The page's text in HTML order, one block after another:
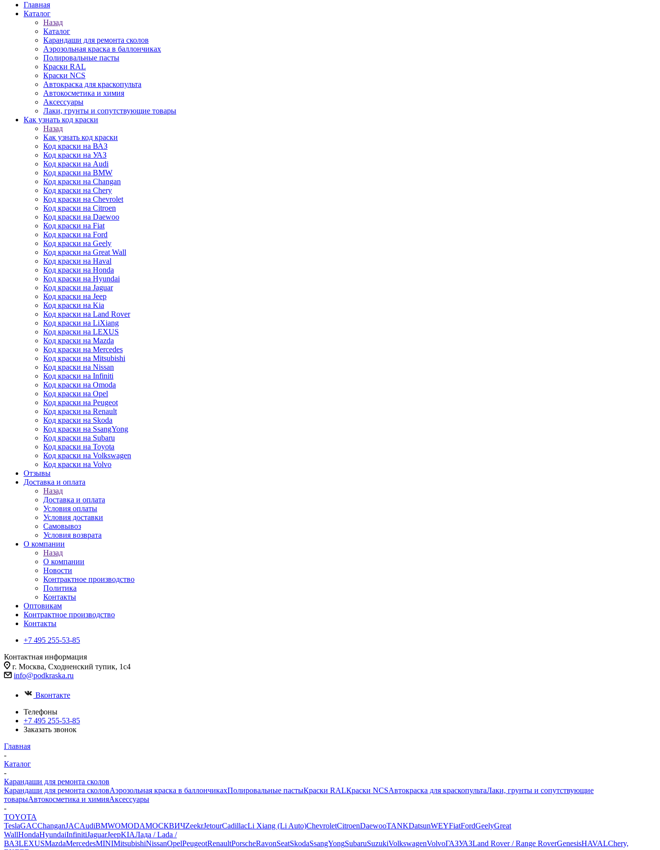
Главная
Каталог
Назад
Каталог
Карандаши для ремонта сколов
Аэрозольная краска в баллончиках
Полировальные пасты
Краски RAL
Краски NCS
Автокраска для краскопульта
Автокосметика и химия
Аксессуары
Лаки, грунты и сопутствующие товары
Как узнать код краски
Назад
Как узнать код краски
Код краски на ВАЗ
Код краски на УАЗ
Код краски на Audi
Код краски на BMW
Код краски на Changan
Код краски на Chery
Код краски на Chevrolet
Код краски на Citroen
Код краски на Daewoo
Код краски на Fiat
Код краски на Ford
Код краски на Geely
Код краски на Great Wall
Код краски на Haval
Код краски на Honda
Код краски на Hyundai
Код краски на Jaguar
Код краски на Jeep
Код краски на Kia
Код краски на Land Rover
Код краски на LiXiang
Код краски на LEXUS
Код краски на Mazda
Код краски на Mercedes
Код краски на Mitsubishi
Код краски на Nissan
Код краски на Infiniti
Код краски на Omoda
Код краски на Opel
Код краски на Peugeot
Код краски на Renault
Код краски на Skoda
Код краски на SsangYong
Код краски на Subaru
Код краски на Toyota
Код краски на Volkswagen
Код краски на Volvo
Отзывы
Доставка и оплата
Назад
Доставка и оплата
Условия оплаты
Условия доставки
Самовывоз
Условия возврата
О компании
Назад
О компании
Новости
Контрактное производство
Политика
Контакты
Оптовикам
Контрактное производство
Контакты
+7 495 255-53-85
Контактная информация
г. Москва, Сходненский тупик, 1с4
info@podkraska.ru
Вконтакте
Телефоны
+7 495 255-53-85
Заказать звонок
Главная
-
Каталог
-
Карандаши для ремонта сколов
Карандаши для ремонта сколовАэрозольная краска в баллончикахПолировальные пастыКраски RALКраски NCSАвтокраска для краскопультаЛаки, грунты и сопутствующие
товарыАвтокосметика и химияАксессуары
-
TOYOTA
TeslaGACChanganJACAudiBMWOMODAМОСКВИЧZeekrJetourCadillacLi Xiang (Li Auto)ChevroletCitroenDaewooTANKDatsunWEYFiatFordGeelyGreat
WallHondaHyundaiInfinitiJaguarJeepKIAЛада / Lada /
ВАЗLEXUSMazdaMercedesMINIMitsubishiNissanOpelPeugeotRenaultPorscheRavonSeatSkodaSsangYongSubaruSuzukiVolkswagenVolvoГАЗУАЗLand Rover / Range RoverGenesisHAVALChery,